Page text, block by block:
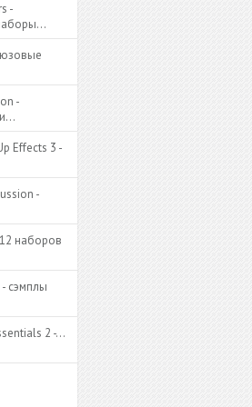
-
-
Effects 3 -
-
наборов
сэмплы
2 -…